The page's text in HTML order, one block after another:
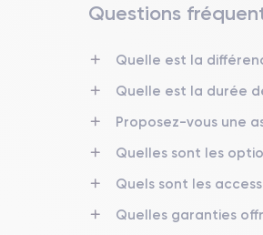
23/10/2020
Dimensions
Écran
RAM
Questions
Quelle est la
Quelle est la durée
Proposez-vous une
Quelles sont les
Quels sont les
Quelles garanties